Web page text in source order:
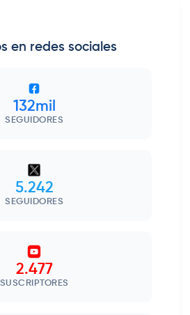
en redes sociales
132mil
SEGUIDORES
5.242
SEGUIDORES
2.477
SUSCRIPTORES